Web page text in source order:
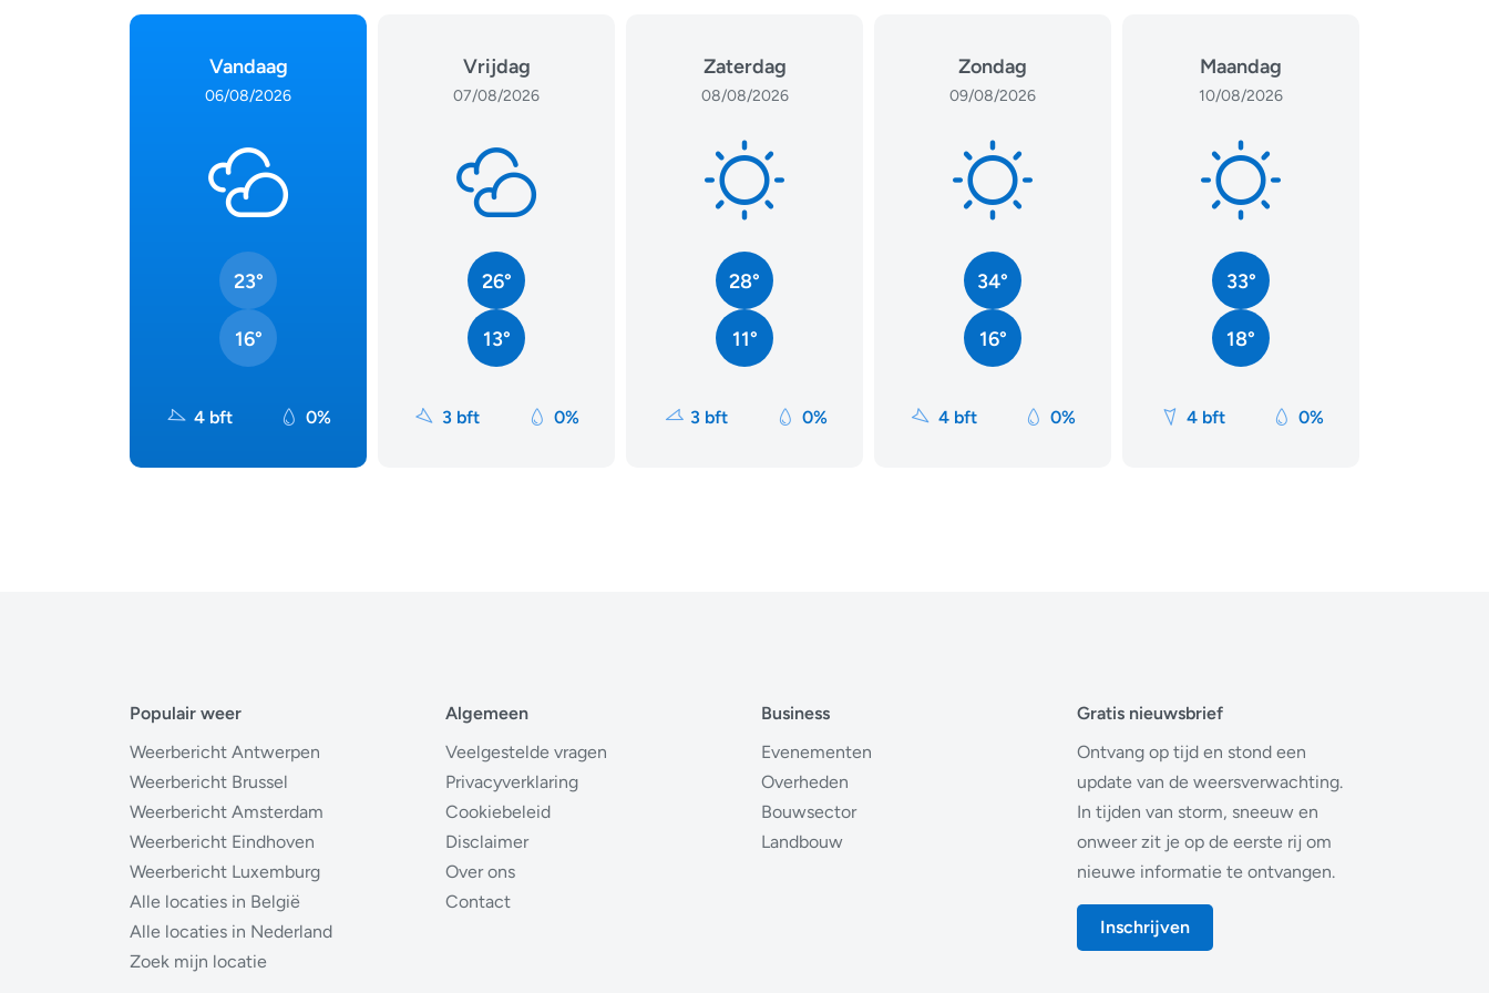
Vandaag
06/08/2026
23°
16°
4 bft 0%
Vrijdag
07/08/2026
26°
13°
3 bft 0%
Zaterdag
08/08/2026
28°
11°
3 bft 0%
Zondag
09/08/2026
34°
16°
4 bft 0%
Maandag
10/08/2026
33°
18°
4 bft 0%
Populair weer
Weerbericht Antwerpen
Weerbericht Brussel
Weerbericht Amsterdam
Weerbericht Eindhoven
Weerbericht Luxemburg
Alle locaties in België
Alle locaties in Nederland
Zoek mijn locatie
Algemeen
Veelgestelde vragen
Privacyverklaring
Cookiebeleid
Disclaimer
Over ons
Contact
Business
Evenementen
Overheden
Bouwsector
Landbouw
Gratis nieuwsbrief
Ontvang op tijd en stond een
update van de weersverwachting.
In tijden van storm, sneeuw en
onweer zit je op de eerste rij om
nieuwe informatie te ontvangen.
Inschrijven